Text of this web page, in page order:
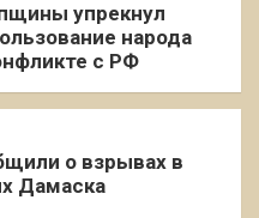
упрекнул
народа
с РФ
о взрывах в
Дамаска